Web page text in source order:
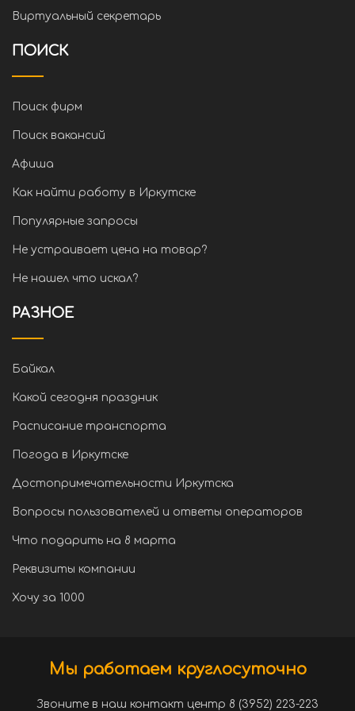
Виртуальный секретарь
ПОИСК
Поиск фирм
Поиск вакансий
Афиша
Как найти работу в Иркутске
Популярные запросы
Не устраивает цена на товар?
Не нашел что искал?
РАЗНОЕ
Байкал
Какой сегодня праздник
Расписание транспорта
Погода в Иркутске
Достопримечательности Иркутска
Вопросы пользователей и ответы операторов
Что подарить на 8 марта
Реквизиты компании
Хочу за 1000
Мы работаем круглосуточно
Звоните в наш контакт центр 8 (3952) 223-223